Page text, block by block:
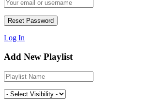
Log In
Add New Playlist